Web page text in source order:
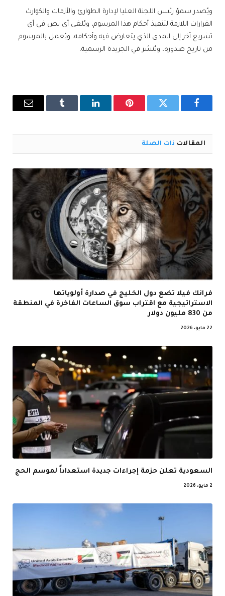
ويُصدر سموّ رئيس اللجنة العليا لإدارة الطوارئ والأزمات والكوارث
القرارات اللازمة لتنفيذ أحكام هذا المرسوم، ويُلغى أي نص في أي
تشريع آخر إلى المدى الذي يتعارض فيه وأحكامه، ويُعمل بالمرسوم
من تاريخ صدوره، ويُنشر في الجريدة الرسمية.
فيسبوك تويتر بينتيريستلينكدإن Tumblr
البريد
المقالات ذات الصلة
فرانك فيلا تضع دول الخليج في صدارة أولوياتها
الاستراتيجية مع اقتراب سوق الساعات الفاخرة في المنطقة
من 830 مليون دولار
22 مايو، 2026
السعودية تعلن حزمة إجراءات جديدة استعداداً لموسم الحج
2 مايو، 2026